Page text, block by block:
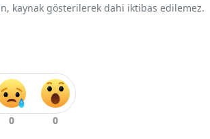
kaynak gösterilerek dahi iktibas edilemez.